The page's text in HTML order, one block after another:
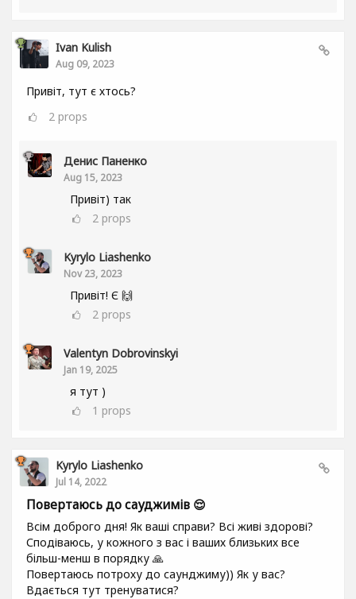
Ivan Kulish
Aug 09, 2023
Привіт, тут є хтось?
2 props
Денис Паненко
Aug 15, 2023
Привіт) так
2 props
Kyrylo Liashenko
Nov 23, 2023
Привіт! Є 🙌
2 props
Valentyn Dobrovinskyi
Jan 19, 2025
я тут )
1 props
Kyrylo Liashenko
Jul 14, 2022
Повертаюсь до сауджимів 😌
Всім доброго дня! Як ваші справи? Всі живі здорові?
Сподіваюсь, у кожного з вас і ваших близьких все
більш-менш в порядку 🙏
Повертаюсь потроху до саунджиму)) Як у вас?
Вдається тут тренуватися?